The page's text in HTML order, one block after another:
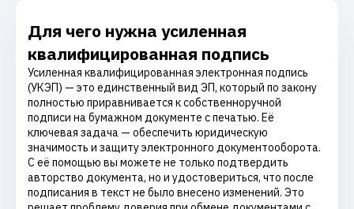
Для чего нужна усиленная
квалифицированная подпись
Усиленная квалифицированная электронная подпись
(УКЭП) — это единственный вид ЭП, который по закону
полностью приравнивается к собственноручной
подписи на бумажном документе с печатью. Её
ключевая задача — обеспечить юридическую
значимость и защиту электронного документооборота.
С её помощью вы можете не только подтвердить
авторство документа, но и удостовериться, что после
подписания в текст не было внесено изменений. Это